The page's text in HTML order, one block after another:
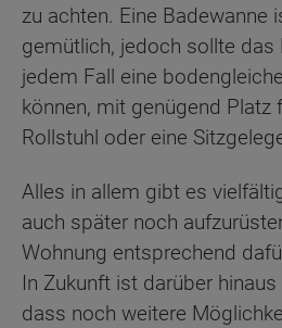
zu achten. Eine Badewanne
gemütlich, jedoch sollte das
jedem Fall eine
können, mit genügend Platz
Rollstuhl oder eine
Alles in allem gibt es
auch später noch
Wohnung entsprechend
In Zukunft ist darüber
dass noch weitere